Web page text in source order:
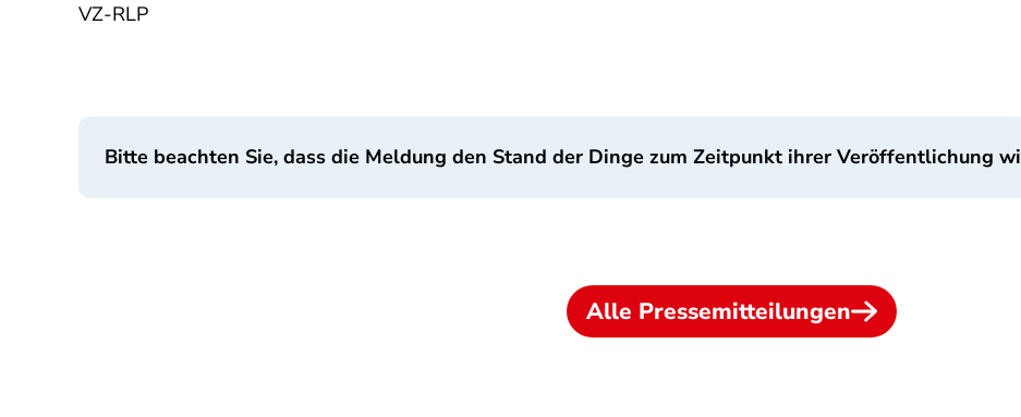
VZ-RLP
Bitte beachten Sie, dass die Meldung den Stand der Dinge zum Zeitpunkt ihrer Veröffentlichung
Alle Pressemitteilungen